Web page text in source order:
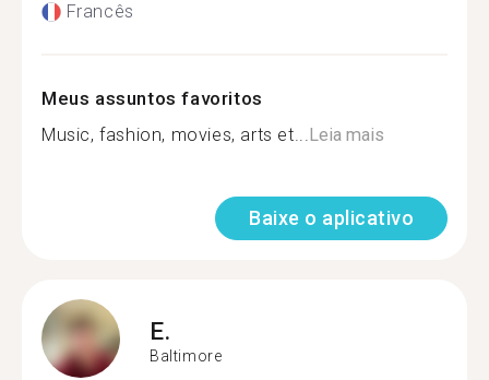
Francês
Meus assuntos favoritos
Music, fashion, movies, arts et...Leia mais
Baixe o aplicativo
E.
Baltimore